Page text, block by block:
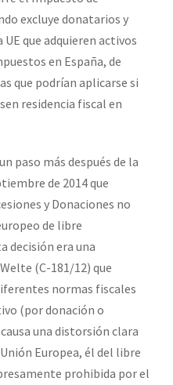
excluye donatarios y
que adquieren activos
en España, de
que podrían aplicarse si
residencia fiscal en
paso más después de la
de 2014 que
y Donaciones no
de libre
decisión era una
(C-181/12) que
normas fiscales
(por donación o
una distorsión clara
Europea, él del libre
prohibida por el